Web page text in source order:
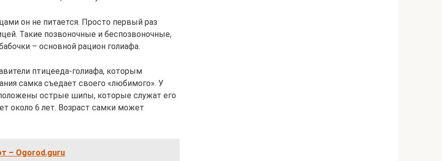
он не питается. Просто первый раз
Такие позвоночные и беспозвоночные,
– основной рацион голиафа.
птицееда-голиафа, которым
самка съедает своего «любимого». У
острые шипы, которые служат его
около 6 лет. Возраст самки может
– Ogorod.guru